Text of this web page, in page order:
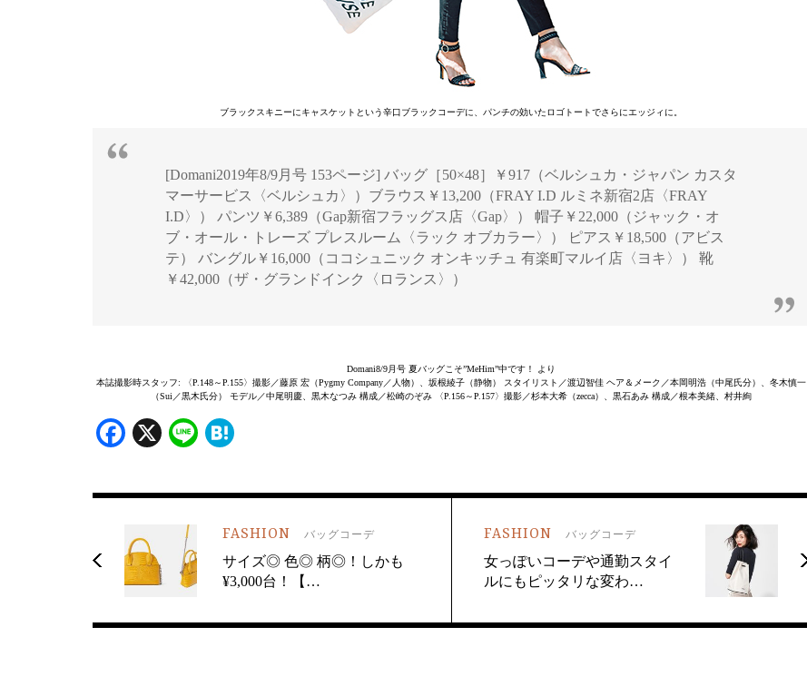
ブラックスキニーにキャスケットという辛口ブラックコーデに、パンチの効いたロゴトートでさらにエッジィに。
[Domani2019年8/9月号 153ページ] バッグ［50×48］￥917（ベルシュカ・ジャパン カスタ
マーサービス〈ベルシュカ〉）ブラウス￥13,200（FRAY I.D ルミネ新宿2店〈FRAY
I.D〉） パンツ￥6,389（Gap新宿フラッグス店〈Gap〉） 帽子￥22,000（ジャック・オ
ブ・オール・トレーズ プレスルーム〈ラック オブカラー〉） ピアス￥18,500（アビス
テ） バングル￥16,000（ココシュニック オンキッチュ 有楽町マルイ店〈ヨキ〉） 靴
￥42,000（ザ・グランドインク〈ロランス〉）
Domani8/9月号 夏バッグこそ”MeHim”中です！ より
本誌撮影時スタッフ: 〈P.148～P.155〉撮影／藤原 宏（Pygmy Company／人物）、坂根綾子（静物） スタイリスト／渡辺智佳 ヘア＆メーク／本岡明浩（中尾氏分）、冬木慎一
（Sui／黒木氏分） モデル／中尾明慶、黒木なつみ 構成／松崎のぞみ 〈P.156～P.157〉撮影／杉本大希（zecca）、黒石あみ 構成／根本美緒、村井絢
Facebook
X Line
FASHION バッグコーデ
サイズ◎ 色◎ 柄◎！しかも
¥3,000台！【…
FASHION バッグコーデ
女っぽいコーデや通勤スタイ
ルにもピッタリな変わ…